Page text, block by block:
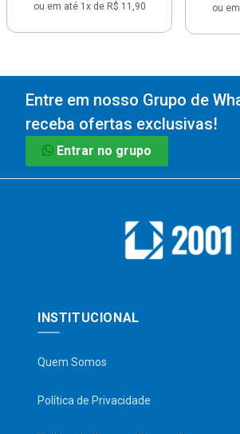
ou em até 1x de R$ 11,90 ou
Entre em nosso Grupo de
receba ofertas exclusivas!
Entrar no grupo
INSTITUCIONAL
Quem Somos
Política de Privacidade